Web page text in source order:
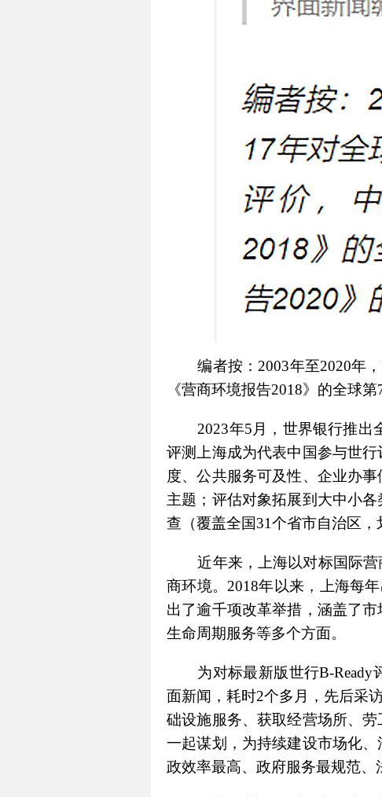
编者按：2003年至2020年
《营商环境报告2018》的全球
2023年5月，世界银行推出
评测上海成为代表中国参与世
度、公共服务可及性、企业办
主题；评估对象拓展到大中小
查（覆盖全国31个省市自治区，
近年来，上海以对标国际
商环境。2018年以来，上海每
出了逾千项改革举措，涵盖了
生命周期服务等多个方面。
为对标最新版世行B-
面新闻，耗时2个多月，先后采
础设施服务、获取经营场所、
一起谋划，为持续建设市场化
政效率最高、政府服务最规范、